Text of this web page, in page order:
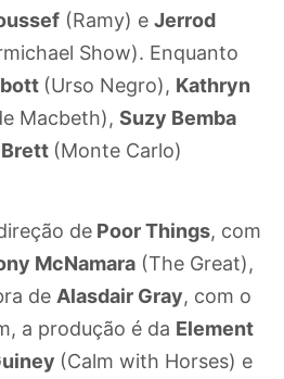
(Ramy) e Jerrod
Show). Enquanto
(Urso Negro), Kathryn
Macbeth), Suzy Bemba
(Monte Carlo)
de Poor Things, com
McNamara (The Great),
de Alasdair Gray, com o
a produção é da Element
(Calm with Horses) e